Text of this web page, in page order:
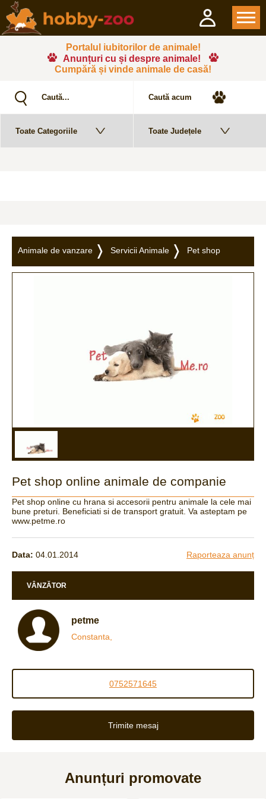
Portalul iubitorilor de animale!
Anunțuri cu și despre animale!
Cumpără și vinde animale de casă!
Animale de vanzare Servicii Animale Pet shop
Pet shop online animale de companie
Pet shop online cu hrana si accesorii pentru animale la cele mai
bune preturi. Beneficiati si de transport gratuit. Va asteptam pe
www.petme.ro
Data: 04.01.2014 Raporteaza anunț
VÂNZĂTOR
petme
Constanta,
0752571645
Trimite mesaj
Anunțuri promovate